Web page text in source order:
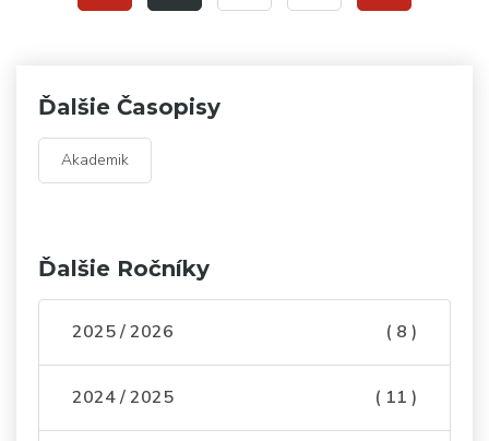
Ďalšie Časopisy
Akademik
Ďalšie Ročníky
2025 / 2026 ( 8 )
2024 / 2025 ( 11 )